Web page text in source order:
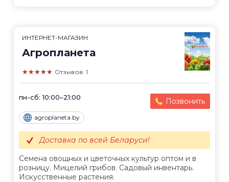
ИНТЕРНЕТ-МАГАЗИН
Агропланета
★★★★★ Отзывов: 1
пн-сб: 10:00–21:00 Позвонить
agroplaneta.by
Семена овощных и цветочных культур оптом и в
розницу. Мицелий грибов. Садовый инвентарь.
Искусственные растения.
Доставка по всей Беларуси!